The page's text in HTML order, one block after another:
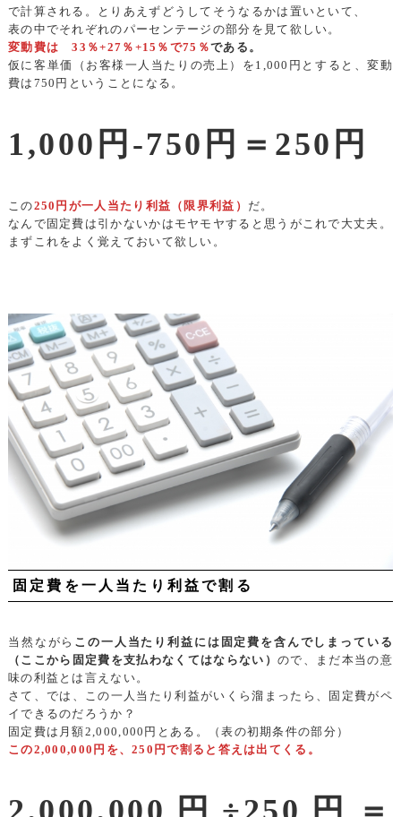
で計算される。とりあえずどうしてそうなるかは置いといて、
表の中でそれぞれのパーセンテージの部分を見て欲しい。
変動費は 33％+27％+15％で75％である。
仮に客単価（お客様一人当たりの売上）を1,000円とすると、変動
費は750円ということになる。
1,000円-750円＝250円
この250円が一人当たり利益（限界利益） だ。
なんで固定費は引かないかはモヤモヤすると思うがこれで大丈夫。
まずこれをよく覚えておいて欲しい。
固定費を一人当たり利益で割る
当然ながら この一人当たり利益には固定費を含んでしまっている
（ここから固定費を支払わなくてはならない）ので、まだ本当の意
味の利益とは言えない。
さて、では、この一人当たり利益がいくら溜まったら、固定費がペ
イできるのだろうか？
固定費は月額2,000,000円とある。（表の初期条件の部分）
この2,000,000円を、250円で割ると答えは出てくる。